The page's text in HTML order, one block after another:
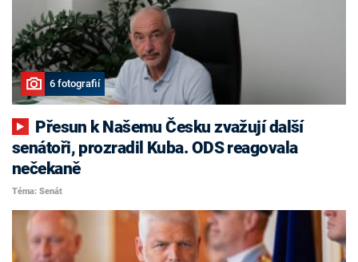
6 fotografií
senátoři, prozradil Kuba. ODS reagovala
nečekaně
Téma: Senát